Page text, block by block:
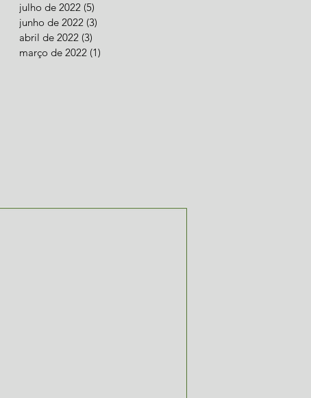
julho de 2022 (5)
junho de 2022 (3)
abril de 2022 (3)
março de 2022 (1)